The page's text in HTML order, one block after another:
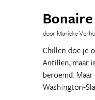
Bonaire
door Marieke
Chillen doe je
Antillen, maar
beroemd.
Washington-